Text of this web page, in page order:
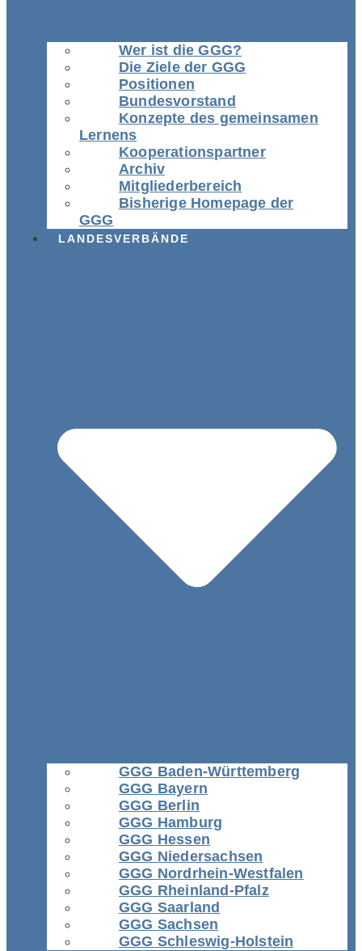
Wer ist die GGG?
Die Ziele der GGG
Positionen
Bundesvorstand
Konzepte des gemeinsamen
Lernens
Kooperationspartner
Archiv
Mitgliederbereich
Bisherige Homepage der
GGG
LANDESVERBÄNDE
GGG Baden-Württemberg
GGG Bayern
GGG Berlin
GGG Hamburg
GGG Hessen
GGG Niedersachsen
GGG Nordrhein-Westfalen
GGG Rheinland-Pfalz
GGG Saarland
GGG Sachsen
GGG Schleswig-Holstein